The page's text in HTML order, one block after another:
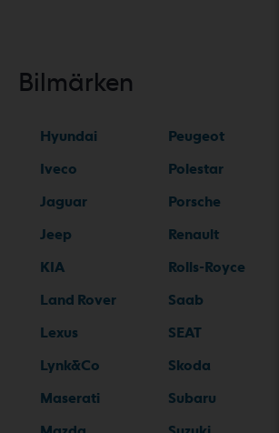
Bilmärken
Hyundai
Iveco
Jaguar
Jeep
KIA
Land Rover
Lexus
Lynk&Co
Maserati
Peugeot
Polestar
Porsche
Renault
Rolls-Royce
Saab
SEAT
Skoda
Subaru